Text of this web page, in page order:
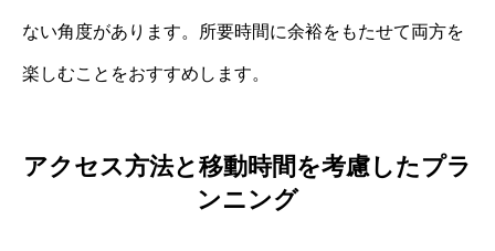
ない角度があります。所要時間に余裕をもたせて両方を
楽しむことをおすすめします。
アクセス方法と移動時間を考慮したプラ
ンニング